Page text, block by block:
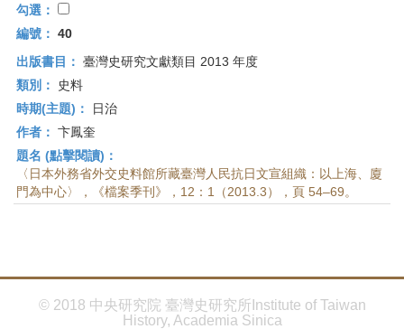
勾選：
編號： 40
出版書目： 臺灣史研究文獻類目 2013 年度
類別：
史料
時期(主題)：
日治
作者： 卞鳳奎
題名 (點擊閱讀)：
〈日本外務省外交史料館所藏臺灣人民抗日文宣組織：以上海、廈
門為中心〉，《檔案季刊》，12：1（2013.3），頁 54–69。
© 2018 中央研究院 臺灣史研究所Institute of Taiwan
History, Academia Sinica